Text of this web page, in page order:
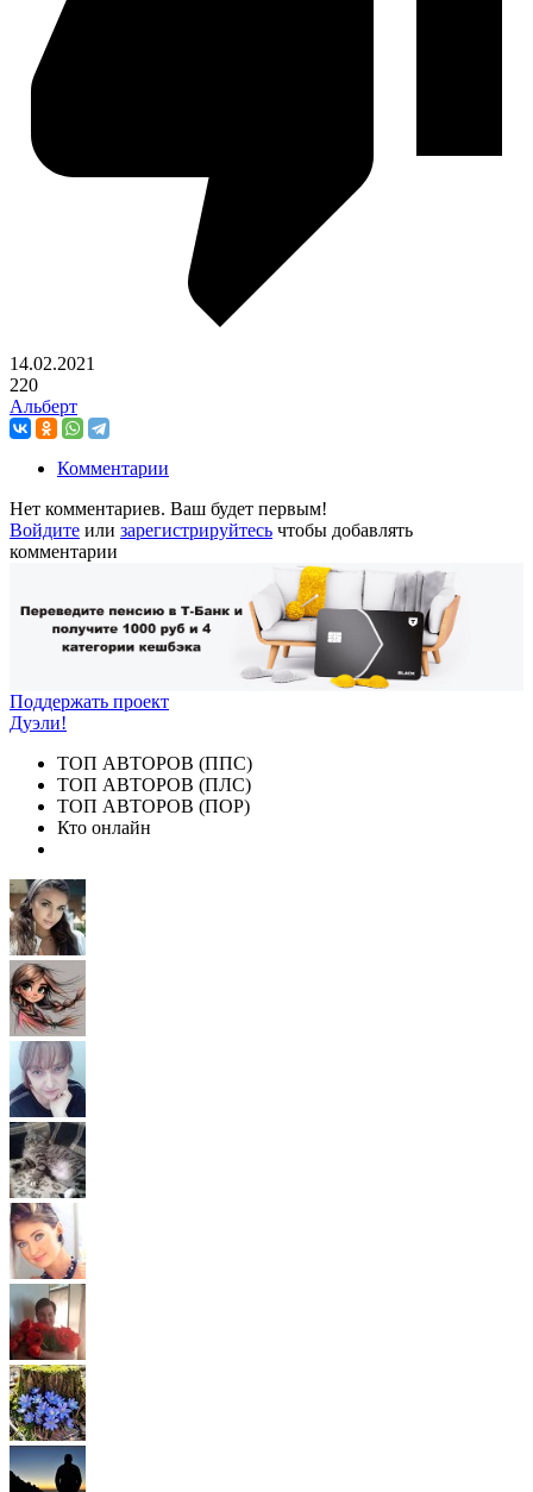
14.02.2021
220
Альберт
Комментарии
Нет комментариев. Ваш будет первым!
Войдите или зарегистрируйтесь чтобы добавлять
комментарии
Поддержать проект
Дуэли!
ТОП АВТОРОВ (ППС)
ТОП АВТОРОВ (ПЛС)
ТОП АВТОРОВ (ПОР)
Кто онлайн